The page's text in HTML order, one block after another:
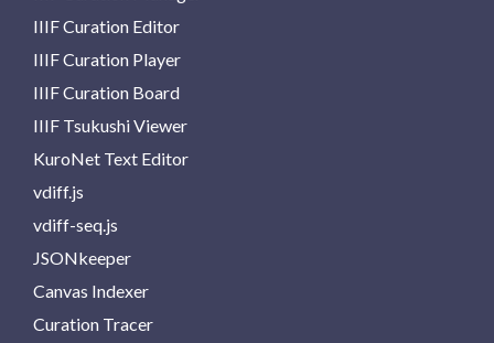
IIIF Curation Editor
IIIF Curation Player
IIIF Curation Board
IIIF Tsukushi Viewer
KuroNet Text Editor
vdiff.js
vdiff-seq.js
JSONkeeper
Canvas Indexer
Curation Tracer